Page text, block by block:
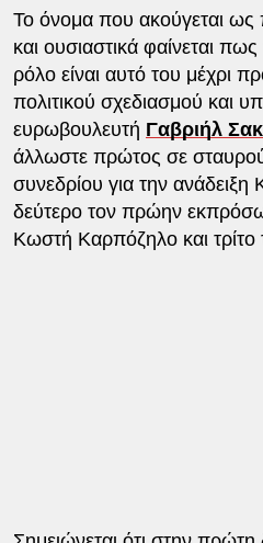
Το όνομα που ακούγεται ως
και ουσιαστικά φαίνεται
ρόλο είναι αυτό του μέχρι
πολιτικού σχεδιασμού και
ευρωβουλευτή Γαβριήλ
άλλωστε πρώτος σε
συνεδρίου για την ανάδειξη
δεύτερο τον πρώην
Κωστή Καρπόζηλο και τρίτο